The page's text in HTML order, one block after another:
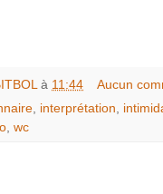
à 11:44
Aucun
, interprétation,
, wc